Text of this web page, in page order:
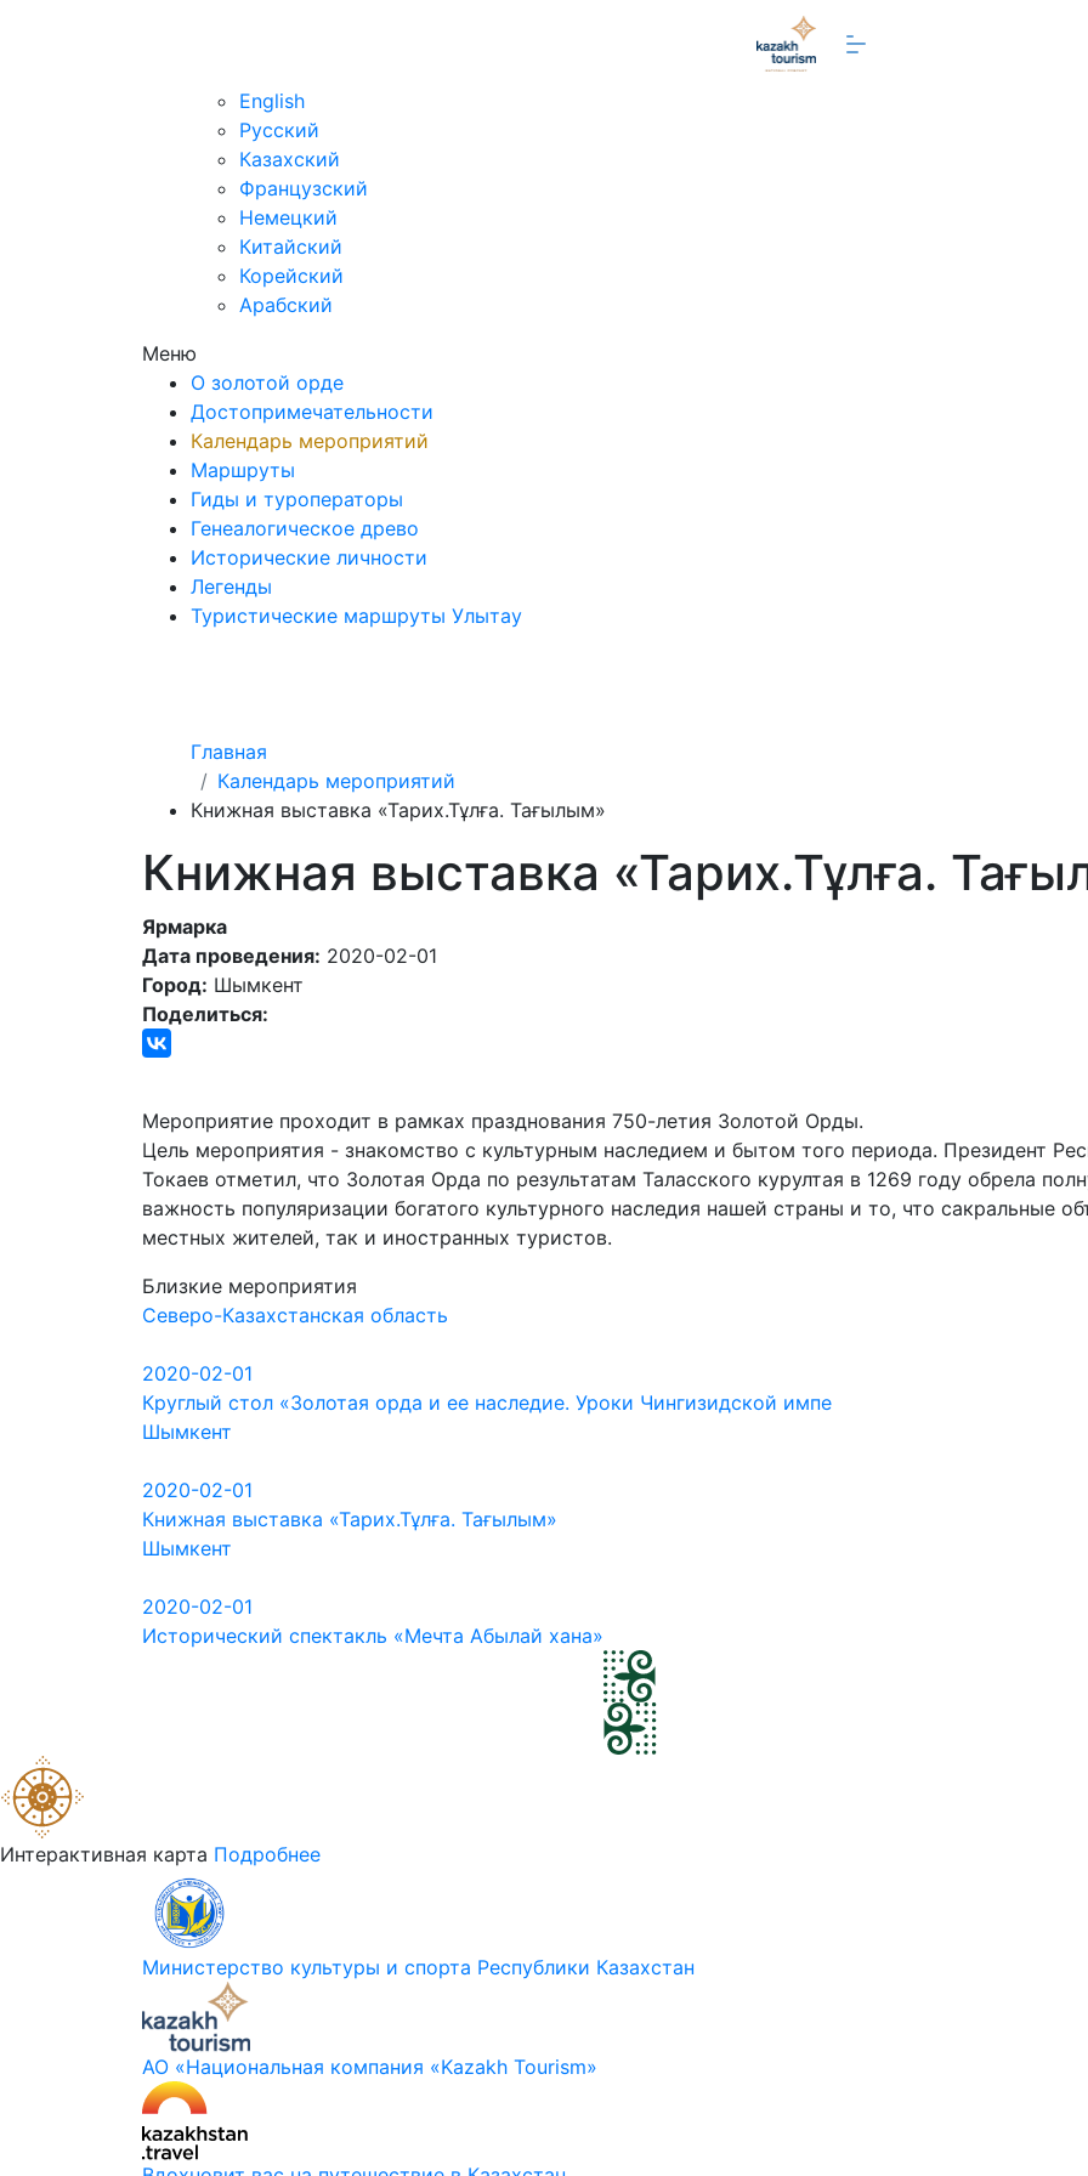
English
Русский
Казахский
Французский
Немецкий
Китайский
Корейский
Арабский
Меню
О золотой орде
Достопримечательности
Календарь мероприятий
Маршруты
Гиды и туроператоры
Генеалогическое древо
Исторические личности
Легенды
Туристические маршруты Улытау
Главная
Календарь мероприятий
Книжная выставка «Тарих.Тұлға. Тағылым»
Книжная выставка «Тарих.Тұлға.
Ярмарка
Дата проведения: 2020-02-01
Город: Шымкент
Поделиться:
Мероприятие проходит в рамках празднования 750-летия Золотой Орды.
Цель мероприятия - знакомство с культурным наследием и бытом того периода. Президент
Токаев отметил, что Золотая Орда по результатам Таласского курултая в 1269 году обрела
важность популяризации богатого культурного наследия нашей страны и то, что сакральные
местных жителей, так и иностранных туристов.
Близкие мероприятия
Северо-Казахстанская область
2020-02-01
Круглый стол «Золотая орда и ее наследие. Уроки Чингизидской импе
Шымкент
2020-02-01
Книжная выставка «Тарих.Тұлға. Тағылым»
Шымкент
2020-02-01
Исторический спектакль «Мечта Абылай хана»
Интерактивная карта Подробнее
Министерство культуры и спорта Республики Казахстан
АО «Национальная компания «Kazakh Tourism»